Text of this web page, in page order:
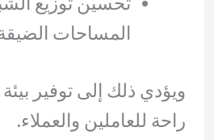
المساحات
ويؤدي ذلك إلى توفير
راحة للعاملين والعملاء.